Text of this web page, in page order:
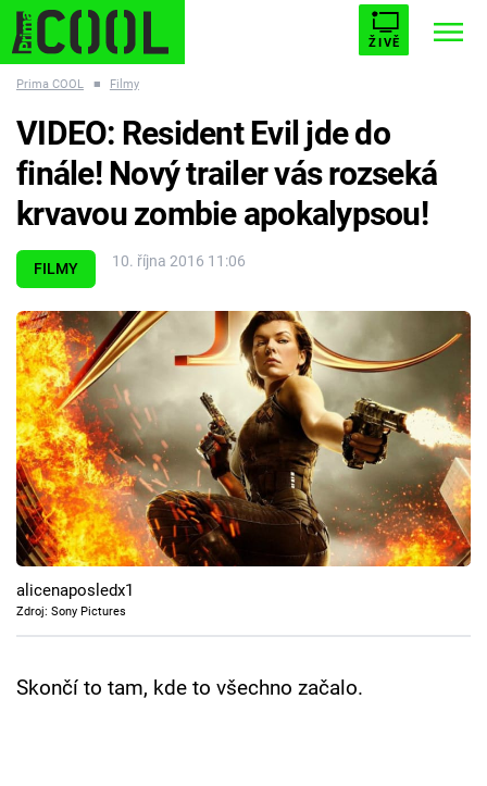
ŽIVĚ
ESCAPE PLNEJ KOTEL AVENGERS 5
Témata
Filmy
Seriály
Hry
Cool Esport
Pořady
TV Program
Prima COOL ■ Filmy
FILMY 10. října 2016 11:06
VIDEO: Resident Evil jde do
finále! Nový trailer vás rozseká
krvavou zombie apokalypsou!
alicenaposledx1
Zdroj: Sony Pictures
Skončí to tam, kde to všechno začalo.